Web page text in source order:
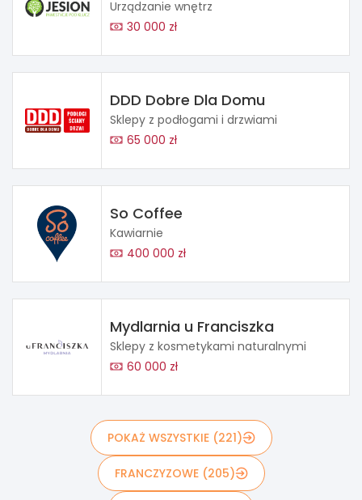
Urządzanie wnętrz
30 000 zł
DDD Dobre Dla Domu
Sklepy z podłogami i drzwiami
65 000 zł
So Coffee
Kawiarnie
400 000 zł
Mydlarnia u Franciszka
Sklepy z kosmetykami naturalnymi
60 000 zł
POKAŻ WSZYSTKIE (221)
FRANCZYZOWE (205)